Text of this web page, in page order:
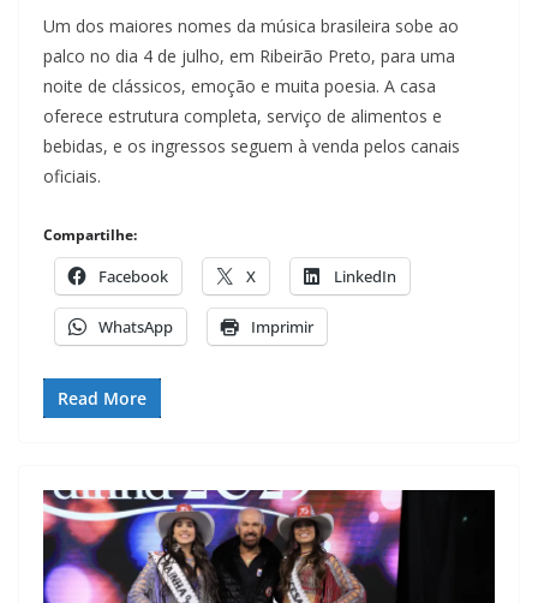
Um dos maiores nomes da música brasileira sobe ao
palco no dia 4 de julho, em Ribeirão Preto, para uma
noite de clássicos, emoção e muita poesia. A casa
oferece estrutura completa, serviço de alimentos e
bebidas, e os ingressos seguem à venda pelos canais
oficiais.
Compartilhe:
Facebook X LinkedIn
WhatsApp Imprimir
Read More